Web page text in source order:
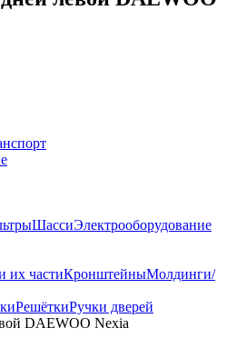
ШассиЭлектрооборудование
их частиКронштейныМолдинги/
РешёткиРучки дверей
DAEWOO Nexia